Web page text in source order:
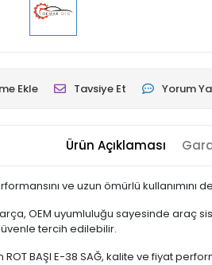
Ekle Tavsiye Et Yorum
Ürün Açıklaması
ve uzun ömürlü
OEM uyumluluğu sayesinde
tercih edilebilir.
BAŞI E-38 SAĞ, kalite ve fiyat